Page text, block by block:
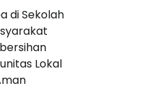
di Sekolah
Lokal